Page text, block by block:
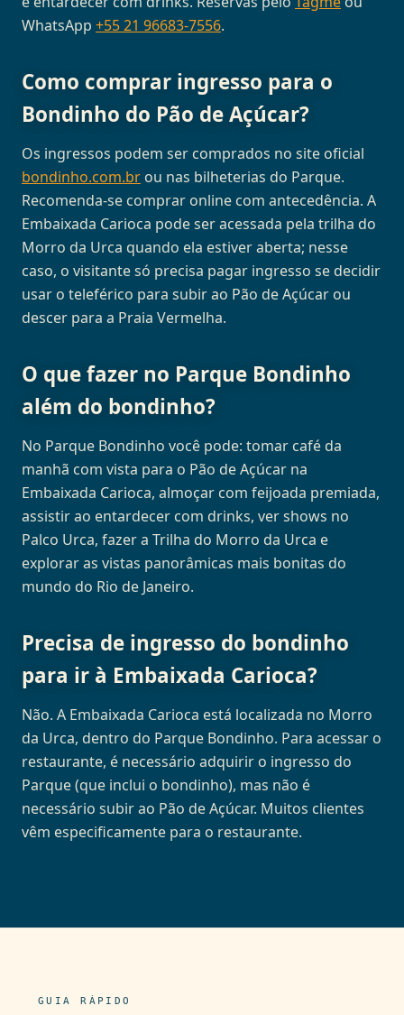
WhatsApp +55 21 96683-7556.
Como comprar ingresso para o
Bondinho do Pão de Açúcar?
Os ingressos podem ser comprados no site oficial
bondinho.com.br ou nas bilheterias do Parque.
Recomenda-se comprar online com antecedência. A
Embaixada Carioca pode ser acessada pela trilha do
Morro da Urca quando ela estiver aberta; nesse
caso, o visitante só precisa pagar ingresso se decidir
usar o teleférico para subir ao Pão de Açúcar ou
descer para a Praia Vermelha.
O que fazer no Parque Bondinho
além do bondinho?
No Parque Bondinho você pode: tomar café da
manhã com vista para o Pão de Açúcar na
Embaixada Carioca, almoçar com feijoada premiada,
assistir ao entardecer com drinks, ver shows no
Palco Urca, fazer a Trilha do Morro da Urca e
explorar as vistas panorâmicas mais bonitas do
mundo do Rio de Janeiro.
Precisa de ingresso do bondinho
para ir à Embaixada Carioca?
Não. A Embaixada Carioca está localizada no Morro
da Urca, dentro do Parque Bondinho. Para acessar o
restaurante, é necessário adquirir o ingresso do
Parque (que inclui o bondinho), mas não é
necessário subir ao Pão de Açúcar. Muitos clientes
vêm especificamente para o restaurante.
GUIA RÁPIDO